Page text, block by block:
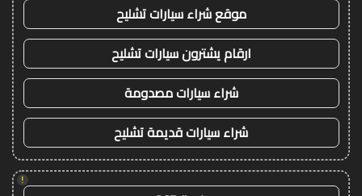
موقع شراء سيارات تشليح
ارقام يشترون سيارات تشليح
شراء سيارات مصدومة
شراء سيارات قديمة تشليح
!